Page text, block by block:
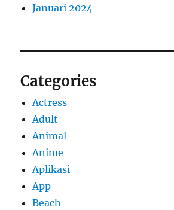
Januari 2024
Categories
Actress
Adult
Animal
Anime
Aplikasi
App
Beach